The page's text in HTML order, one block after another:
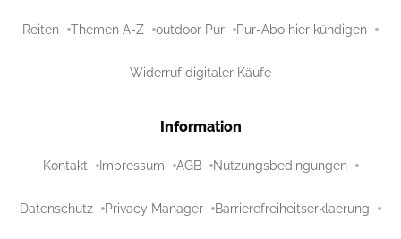
Reiten Themen A-Z outdoor Pur Pur-Abo hier kündigen
Widerruf digitaler Käufe
Information
Kontakt Impressum AGB Nutzungsbedingungen
Datenschutz Privacy Manager Barrierefreiheitserklaerung